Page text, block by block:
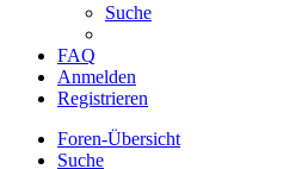
Suche
FAQ
Anmelden
Registrieren
Foren-Übersicht
Suche